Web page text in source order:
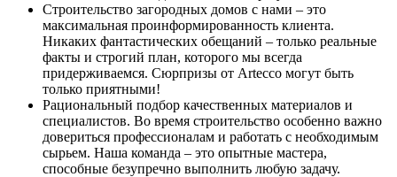
Строительство загородных домов с нами – это
максимальная проинформированность клиента.
Никаких фантастических обещаний – только реальные
факты и строгий план, которого мы всегда
придерживаемся. Сюрпризы от Artecco могут быть
только приятными!
Рациональный подбор качественных материалов и
специалистов. Во время строительство особенно важно
довериться профессионалам и работать с необходимым
сырьем. Наша команда – это опытные мастера,
способные безупречно выполнить любую задачу.